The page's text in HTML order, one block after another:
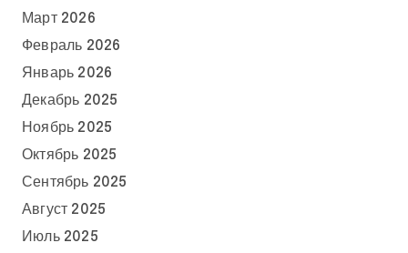
Март 2026
Февраль 2026
Январь 2026
Декабрь 2025
Ноябрь 2025
Октябрь 2025
Сентябрь 2025
Август 2025
Июль 2025